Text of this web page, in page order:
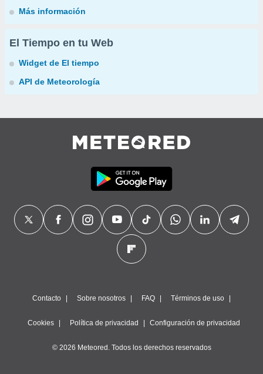
Más información
El Tiempo en tu Web
Widget de El tiempo
API de Meteorología
Contacto Sobre nosotros FAQ Términos de uso
Cookies Política de privacidad Configuración de privacidad
© 2026 Meteored. Todos los derechos reservados